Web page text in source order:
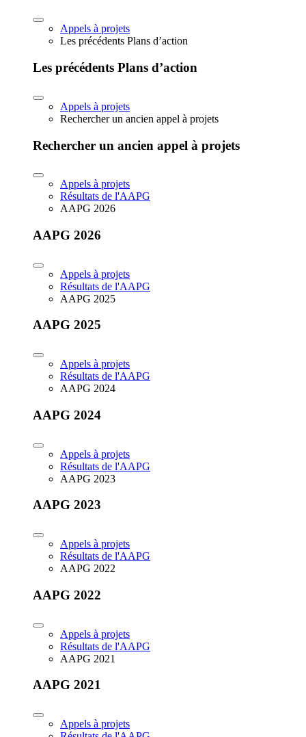
Appels à projets
Les précédents Plans d’action
Les précédents Plans d’action
Appels à projets
Rechercher un ancien appel à projets
Rechercher un ancien appel à projets
Appels à projets
Résultats de l'AAPG
AAPG 2026
AAPG 2026
Appels à projets
Résultats de l'AAPG
AAPG 2025
AAPG 2025
Appels à projets
Résultats de l'AAPG
AAPG 2024
AAPG 2024
Appels à projets
Résultats de l'AAPG
AAPG 2023
AAPG 2023
Appels à projets
Résultats de l'AAPG
AAPG 2022
AAPG 2022
Appels à projets
Résultats de l'AAPG
AAPG 2021
AAPG 2021
Appels à projets